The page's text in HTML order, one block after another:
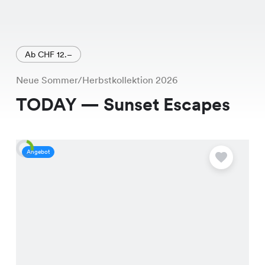
Ab CHF 12.–
Neue Sommer/Herbstkollektion 2026
TODAY — Sunset Escapes
Angebot